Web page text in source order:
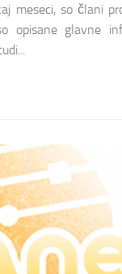
meseci, so člani
opisane glavne